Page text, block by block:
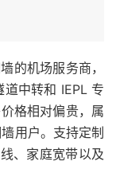
的机场服务商，
中转和 IEPL 专
格相对偏贵，属
用户。支持定制
、家庭宽带以及